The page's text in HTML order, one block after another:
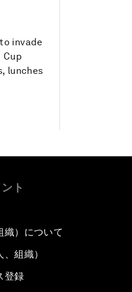
invade
Cup
lunches
ト
織）について
組織）
登録